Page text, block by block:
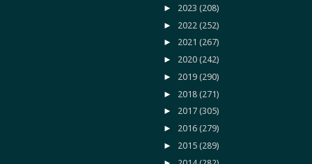
► 2023 (208)
► 2022 (252)
► 2021 (267)
► 2020 (242)
► 2019 (290)
► 2018 (271)
► 2017 (305)
► 2016 (279)
► 2015 (289)